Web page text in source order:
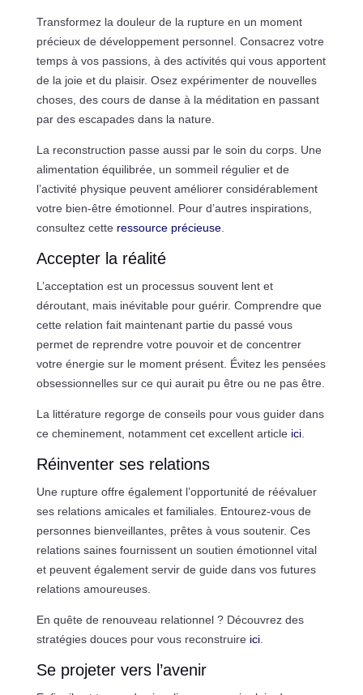
Transformez la douleur de la rupture en un moment
précieux de développement personnel. Consacrez votre
temps à vos passions, à des activités qui vous apportent
de la joie et du plaisir. Osez expérimenter de nouvelles
choses, des cours de danse à la méditation en passant
par des escapades dans la nature.
La reconstruction passe aussi par le soin du corps. Une
alimentation équilibrée, un sommeil régulier et de
l’activité physique peuvent améliorer considérablement
votre bien-être émotionnel. Pour d’autres inspirations,
consultez cette ressource précieuse.
Accepter la réalité
L’acceptation est un processus souvent lent et
déroutant, mais inévitable pour guérir. Comprendre que
cette relation fait maintenant partie du passé vous
permet de reprendre votre pouvoir et de concentrer
votre énergie sur le moment présent. Évitez les pensées
obsessionnelles sur ce qui aurait pu être ou ne pas être.
La littérature regorge de conseils pour vous guider dans
ce cheminement, notamment cet excellent article ici.
Réinventer ses relations
Une rupture offre également l’opportunité de réévaluer
ses relations amicales et familiales. Entourez-vous de
personnes bienveillantes, prêtes à vous soutenir. Ces
relations saines fournissent un soutien émotionnel vital
et peuvent également servir de guide dans vos futures
relations amoureuses.
En quête de renouveau relationnel ? Découvrez des
stratégies douces pour vous reconstruire ici.
Se projeter vers l’avenir